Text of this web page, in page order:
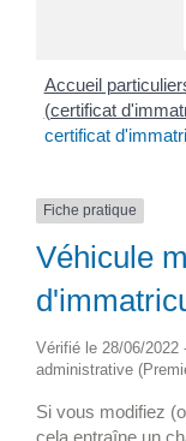
Accueil
(certificat
certificat
Fiche pratique
Véhicule
Vérifié le 28/06/2022
administrative
Si vous modifiez
cela entraîne un